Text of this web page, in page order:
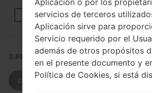
2.PRESIONE PARA DESCARGAR
DESCARGAR
Aplicación o por los
servicios de terceros
Aplicación sirve para
Servicio requerido por el
además de otros propósitos
en el presente documento y
Política de Cookies, si está